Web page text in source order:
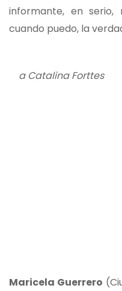
informante, en
cuando puedo, la
a Catalina Forttes
Maricela Guerrero